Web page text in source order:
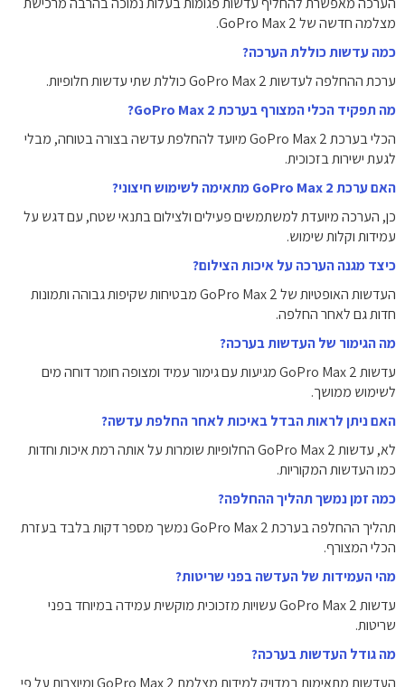
מצלמה חדשה של GoPro Max 2.
כמה עדשות כוללת הערכה?
ערכת ההחלפה לעדשות GoPro Max 2 כוללת שתי עדשות חלופיות.
מה תפקיד הכלי המצורף בערכת GoPro Max 2?
הכלי בערכת GoPro Max 2 מיועד להחלפת עדשה בצורה בטוחה, מבלי
לגעת ישירות בזכוכית.
האם ערכת GoPro Max 2 מתאימה לשימוש חיצוני?
כן, הערכה מיועדת למשתמשים פעילים ולצילום בתנאי שטח, עם דגש על
עמידות וקלות שימוש.
כיצד מגנה הערכה על איכות הצילום?
העדשות האופטיות של GoPro Max 2 מבטיחות שקיפות גבוהה ותמונות
חדות גם לאחר החלפה.
מה הגימור של העדשות בערכה?
עדשות GoPro Max 2 מגיעות עם גימור עמיד ומצופה חומר דוחה מים
לשימוש ממושך.
האם ניתן לראות הבדל באיכות לאחר החלפת עדשה?
לא, עדשות GoPro Max 2 החלופיות שומרות על אותה רמת איכות וחדות
כמו העדשות המקוריות.
כמה זמן נמשך תהליך ההחלפה?
תהליך ההחלפה בערכת GoPro Max 2 נמשך מספר דקות בלבד בעזרת
הכלי המצורף.
מהי העמידות של העדשה בפני שריטות?
עדשות GoPro Max 2 עשויות מזכוכית מוקשית עמידה במיוחד בפני
שריטות.
מה גודל העדשות בערכה?
העדשות מתאימות במדויק למידות מצלמת GoPro Max 2 ומיוצרות על פי